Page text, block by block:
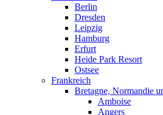
Berlin
Dresden
Leipzig
Hamburg
Erfurt
Heide Park Resort
Ostsee
Frankreich
Bretagne, Normandie
Amboise
Angers